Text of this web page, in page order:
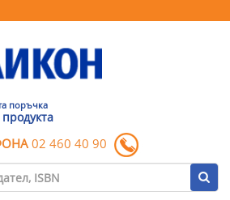
поръчка
02 460 40 90